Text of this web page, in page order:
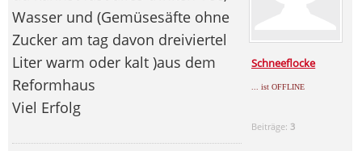
Schneeflocke
... ist OFFLINE
Beiträge: 3
Wasser und (Gemüsesäfte ohne
Zucker am tag davon dreiviertel
Liter warm oder kalt )aus dem
Reformhaus
Viel Erfolg